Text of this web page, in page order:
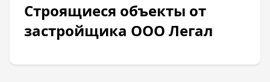
Строящиеся объекты от
застройщика ООО Легал